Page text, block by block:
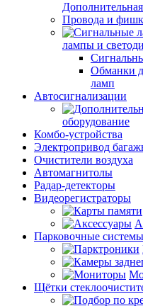
Провода и
лампы и
Обманки
ламп
Автосигнализации
оборудование
Комбо-устройства
Электропривод
Очистители воздуха
Автомагнитолы
Радар-детекторы
Видеорегистраторы
Парковочные системы
Щётки